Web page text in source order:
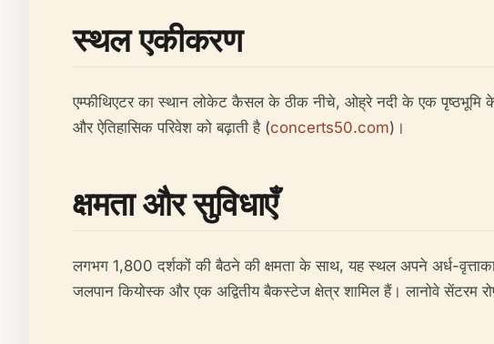
स्थल एकीकरण
एम्फीथिएटर का स्थान लोकेट कैसल के ठीक नीचे, ओह्रे नदी के एक पृष्ठभूमि
और ऐतिहासिक परिवेश को बढ़ाती है (concerts50.com)।
क्षमता और सुविधाएँ
लगभग 1,800 दर्शकों की बैठने की क्षमता के साथ, यह स्थल अपने अर्ध-
जलपान कियोस्क और एक अद्वितीय बैकस्टेज क्षेत्र शामिल हैं। लानोवे